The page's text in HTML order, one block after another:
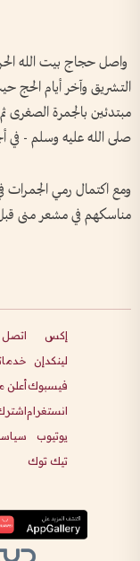
واصل حجاج بيت الله
التشريق وآخر أيام الحج
مبتدئين بالجمرة الصغرى
صلى الله عليه وسلم - في
ومع اكتمال رمي الجمرات
مناسكهم في مشعر منى قبل
إكس
لينكدإن
فيسبوك
انستغرام
يوتيوب
تيك توك
اتصل
أعلن